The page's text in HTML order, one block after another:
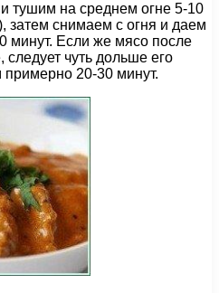
тушим на среднем огне 5-10
затем снимаем с огня и даем
минут. Если же мясо после
чуть дольше его
примерно 20-30 минут.